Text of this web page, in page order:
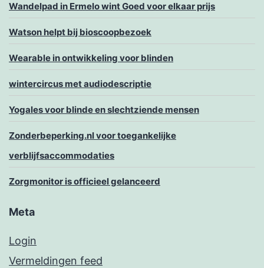
Wandelpad in Ermelo wint Goed voor elkaar prijs
Watson helpt bij bioscoopbezoek
Wearable in ontwikkeling voor blinden
wintercircus met audiodescriptie
Yogales voor blinde en slechtziende mensen
Zonderbeperking.nl voor toegankelijke
verblijfsaccommodaties
Zorgmonitor is officieel gelanceerd
Meta
Login
Vermeldingen feed